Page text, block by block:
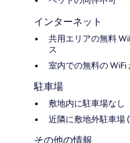
インターネット
共用エリアの無料
ス
室内での無料の WiFi
駐車場
敷地内に駐車場なし
近隣に敷地外駐車場
その他の情報